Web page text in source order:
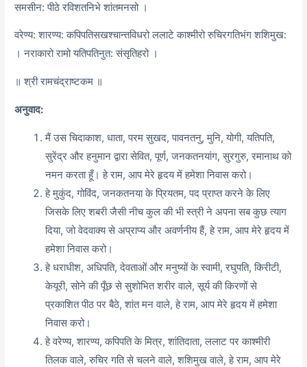
समसीन: पीठे रविशतनिभे शांतमनसो ।
वरेण्य: शारण्य: कपिपतिसखश्चान्तविधरो ललाटे काश्मीरो रुचिरगतिभंग शशिमुख:
। नराकारो रामो यतिपतिनुत: संसृतिहरो ।
॥ श्री रामचंद्राष्टकम ॥
अनुवाद:
मैं उस चिदाकाश, धाता, परम सुखद, पावनतनु, मुनि, योगी, यतिपति,
सुरेंद्र और हनुमान द्वारा सेवित, पूर्ण, जनकतनयांग, सुरगुरु, रमानाथ को
नमन करता हूँ। हे राम, आप मेरे हृदय में हमेशा निवास करो।
हे मुकुंद, गोविंद, जनकतनया के प्रियतम, पद प्राप्त करने के लिए
जिसके लिए शबरी जैसी नीच कुल की भी स्त्री ने अपना सब कुछ त्याग
दिया, जो वेदवाक्य से अप्राप्य और अवर्णनीय हैं, हे राम, आप मेरे हृदय में
हमेशा निवास करो।
हे धराधीश, अधिपति, देवताओं और मनुष्यों के स्वामी, रघुपति, किरीटी,
केयूरी, सोने की पूँछ से सुशोभित शरीर वाले, सूर्य की किरणों से
प्रकाशित पीठ पर बैठे, शांत मन वाले, हे राम, आप मेरे हृदय में हमेशा
निवास करो।
हे वरेण्य, शारण्य, कपिपति के मित्र, शांतिदाता, ललाट पर काश्मीरी
तिलक वाले, रुचिर गति से चलने वाले, शशिमुख वाले, हे राम, आप मेरे